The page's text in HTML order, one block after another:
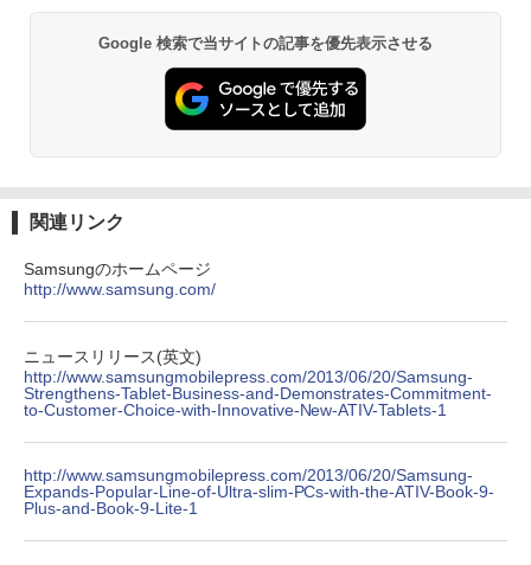
Core i5 9500T メモリ8GB 中古SSD 2.5
インチ256GB Windows11 Pro 64bit
【送料無料】【1年保証】
￥22,800
スクトップパソコン デスクトップ PC 中
古パソコン 1186aR 10249091
￥32,780
3
Win11搭載 デスクトップパソコン ミニP
高さ4.4cm 軽量 モニター取り付け可 イ
ンテルCeleron メモリ8GB 高速SSD 256
GB USB 3.0 HDMI 2画面同時出力可 無線
【中古動作品】
￥3,650
ATA | LCD-AH241EDB-B-B | 23.8型ワイ
￥6,280
3
【期間限定10%OFFクーポン 8/12 10時
まで】 モニター 21.5型 液晶ディスプレ
イ ベゼル ディスプレイ 液晶モニター PC
ライトカット VAパネル VESAフル FHD
ノングレア MAXZEN JM22CH02
￥792
杖と剣のウィストリア（16） 【電子書
3
町人Aは悪役令嬢をどうしても救いた
店共通特典イラスト付】 【電子書籍】[
￥726
4
キングダム 80 （ヤングジャンプコミッ
クス） [ 原 泰久 ]
￥770
￥7,990
Anker Soundcore Liberty 5 ミッドナイトブ
￥14,990
【2026年アップグレード版】AOKIMI ワイヤ
レスイヤホン bluetooth イヤホン V12 小型
軽量 ブルートゥースHi-Fi 最大36時間再生 ぶ
[Explicit]
￥250
On My Road (Stadium ver.)
￥250
On My Road (Stadium ver.)
￥250
ET ラベルレス ×8本
￥1,112
￥1,380
by Amazon 天然水ラベルレス 2L×9本
￥1,117
by Amazon 炭酸水 ラベルレス 500ml ×24本
強炭酸水 ペットボトル 500ミリリットル (Sm
ンガンコミックス)
￥770
ONE PIECE モノクロ版 115 (ジャンプコミッ
￥594
HUNTER×HUNTER モノクロ版 39 (ジャンプ
コミックスDIGITAL)
￥572
Google 検索で当サイトの記事を優先表示させる
関連リンク
Samsungのホームページ
http://www.samsung.com/
ニュースリリース(英文)
http://www.samsungmobilepress.com/2013/06/20/Samsung-
Strengthens-Tablet-Business-and-Demonstrates-Commitment-
to-Customer-Choice-with-Innovative-New-ATIV-Tablets-1
http://www.samsungmobilepress.com/2013/06/20/Samsung-
Expands-Popular-Line-of-Ultra-slim-PCs-with-the-ATIV-Book-9-
Plus-and-Book-9-Lite-1